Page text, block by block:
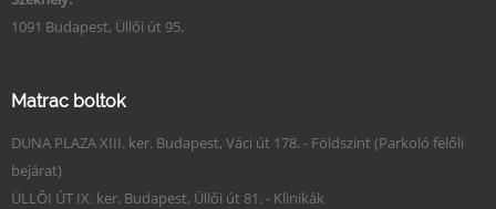
1091 Budapest, Üllői út 95.
Matrac boltok
DUNA PLAZA XIII. ker. Budapest, Váci út 178. - Földszint (Parkoló felőli
bejárat)
ÜLLŐI ÚT IX. ker. Budapest, Üllői út 81. - Klinikák